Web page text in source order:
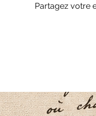
Partagez votre